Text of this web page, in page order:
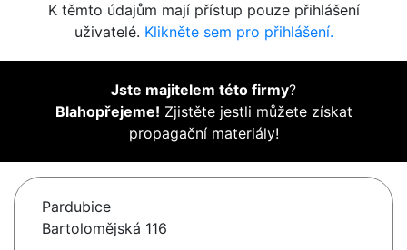
K těmto údajům mají přístup pouze přihlášení
uživatelé. Klikněte sem pro přihlášení.
Jste majitelem této firmy?
Blahopřejeme! Zjistěte jestli můžete získat
propagační materiály!
Pardubice
Bartolomějská 116